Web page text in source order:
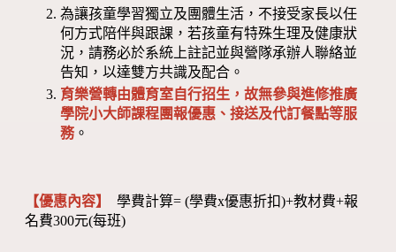
為讓孩童學習獨立及團體生活，不接受家長以任
何方式陪伴與跟課，若孩童有特殊生理及健康狀
況，請務必於系統上註記並與營隊承辦人聯絡並
告知，以達雙方共識及配合。
育樂營轉由體育室自行招生，故無參與進修推廣
學院小大師課程團報優惠、接送及代訂餐點等服
務。
【優惠內容】
學費計算= (學費x優惠折扣)+教材費+報
名費300元(每班)